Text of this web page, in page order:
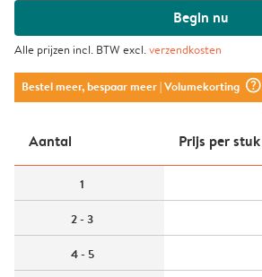
Begin nu
Alle prijzen incl. BTW excl.verzendkosten
Bestel meer, bespaar meer| Volumekorting question_mark_circle
Aantal Prijs per stuk
1
2 - 3
4 - 5